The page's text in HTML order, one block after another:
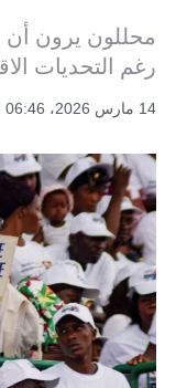
محللون يرون أن
رغم التحديات
14 مارس 2026، 06:46 · سياسة